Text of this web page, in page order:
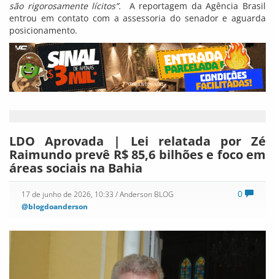
são rigorosamente lícitos”.
A reportagem da Agência Brasil
entrou em contato com a assessoria do senador e aguarda
posicionamento.
LDO Aprovada | Lei relatada por Zé
Raimundo prevê R$ 85,6 bilhões e foco em
áreas sociais na Bahia
0
17 de junho de 2026, 10:33 / Anderson BLOG
@blogdoanderson